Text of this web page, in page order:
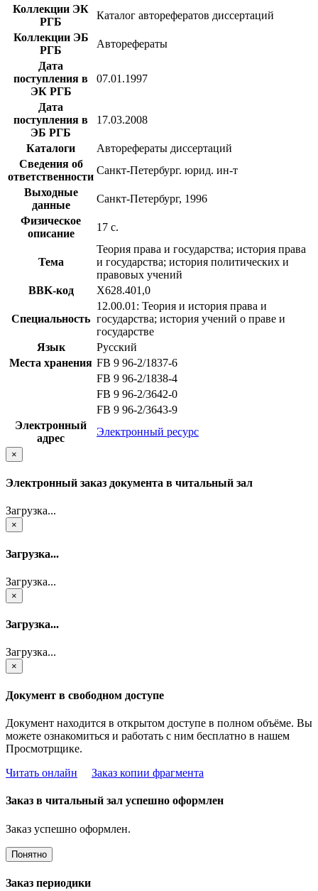
Коллекции ЭК
РГБ
Каталог авторефератов диссертаций
Коллекции ЭБ
РГБ
Авторефераты
Дата
поступления в
ЭК РГБ
07.01.1997
Дата
поступления в
ЭБ РГБ
17.03.2008
Каталоги
Авторефераты диссертаций
Сведения об
ответственности
Санкт-Петербург. юрид. ин-т
Выходные
данные
Санкт-Петербург, 1996
Физическое
описание
17 с.
Тема
Теория права и государства; история права
и государства; история политических и
правовых учений
BBK-код
Х628.401,0
Специальность
12.00.01: Теория и история права и
государства; история учений о праве и
государстве
Язык
Русский
Места хранения FB 9 96-2/1837-6
FB 9 96-2/1838-4
FB 9 96-2/3642-0
FB 9 96-2/3643-9
Электронный
адрес
Электронный ресурс
×
Электронный заказ документа в читальный зал
Загрузка...
×
Загрузка...
Загрузка...
×
Загрузка...
Загрузка...
×
Документ в свободном доступе
Документ находится в открытом доступе в полном объёме. Вы
можете ознакомиться и работать с ним бесплатно в нашем
Просмотрщике.
Читать онлайн
Заказ копии фрагмента
Заказ в читальный зал успешно оформлен
Заказ успешно оформлен.
Понятно
Заказ периодики